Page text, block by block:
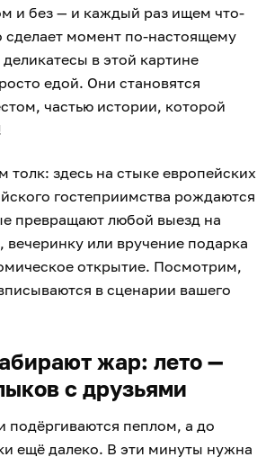
и без — и каждый раз ищем что-
сделает момент по-настоящему
в этой картине
едой. Они становятся
частью истории, которой
толк: здесь на стыке европейских
гостеприимства рождаются
превращают любой выезд на
или вручение подарка
открытие. Посмотрим,
в сценарии вашего
жар: лето —
с друзьями
подёргиваются пеплом, а до
ещё далеко. В эти минуты нужна